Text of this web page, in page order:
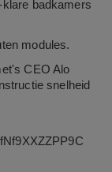
badkamers
modules.
CEO Alo
snelheid